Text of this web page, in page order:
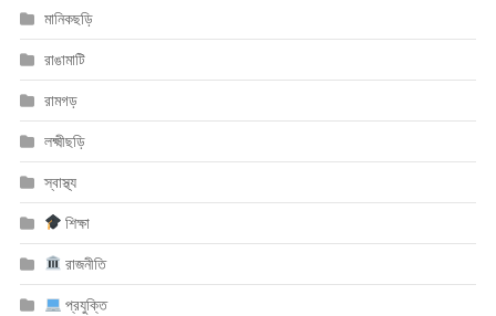
মানিকছড়ি
রাঙামাটি
রামগড়
লক্ষ্মীছড়ি
স্বাস্থ্য
শিক্ষা
রাজনীতি
প্রযুক্তি